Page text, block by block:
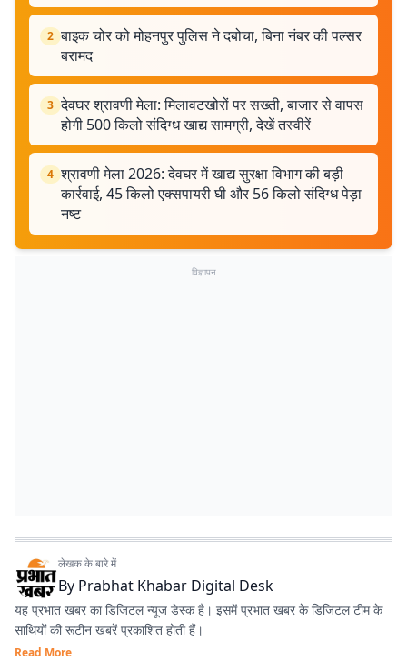
2 बाइक चोर को मोहनपुर पुलिस ने दबोचा, बिना नंबर की पल्सर
बरामद
3 देवघर श्रावणी मेला: मिलावटखोरों पर सख्ती, बाजार से वापस
होगी 500 किलो संदिग्ध खाद्य सामग्री, देखें तस्वीरें
4 श्रावणी मेला 2026: देवघर में खाद्य सुरक्षा विभाग की बड़ी
कार्रवाई, 45 किलो एक्सपायरी घी और 56 किलो संदिग्ध पेड़ा
नष्ट
विज्ञापन
लेखक के बारे में
By Prabhat Khabar Digital Desk
यह प्रभात खबर का डिजिटल न्यूज डेस्क है। इसमें प्रभात खबर के डिजिटल टीम के
साथियों की रूटीन खबरें प्रकाशित होती हैं।
Read More